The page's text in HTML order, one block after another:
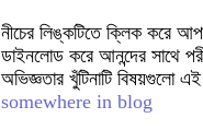
নীচের লিঙ্কটিতে ক্লিক করে
ডাইনলোড করে আনন্দের সাথে
অভিজ্ঞতার খুঁটিনাটি বিষয়গুলো
somewhere in blog